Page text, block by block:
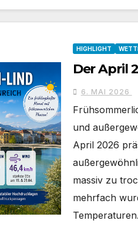
HIGHLIGHT
Der April
6. MAI 2026
und
April 2026
massiv zu
mehrfach